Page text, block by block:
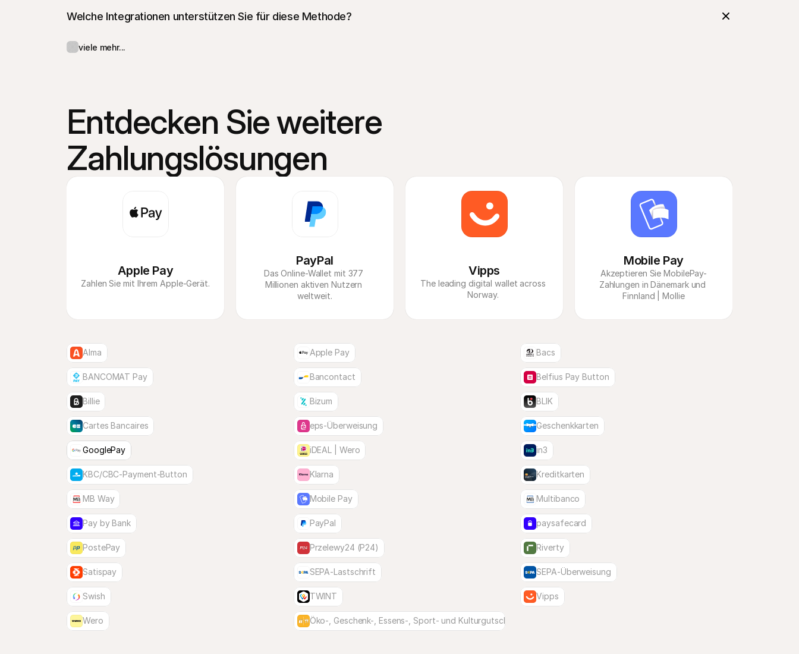
Welche Integrationen unterstützen Sie für diese Methode?
viele mehr...
Entdecken Sie weitere
Zahlungslösungen
Apple Pay
Zahlen Sie mit Ihrem Apple-Gerät.
PayPal
Das Online-Wallet mit 377
Millionen aktiven Nutzern
weltweit.
Vipps
The leading digital wallet across
Norway.
Mobile Pay
Akzeptieren Sie MobilePay-
Zahlungen in Dänemark und
Finnland | Mollie
Alma Apple Pay Bacs
BANCOMAT Pay Bancontact Belfius Pay Button
Billie Bizum BLIK
Cartes Bancaires eps-Überweisung Geschenkkarten
GooglePay iDEAL | Wero in3
KBC/CBC-Payment-Button Klarna Kreditkarten
MB Way Mobile Pay Multibanco
Pay by Bank PayPal paysafecard
PostePay Przelewy24 (P24) Riverty
Satispay SEPA-Lastschrift SEPA-Überweisung
Swish TWINT Vipps
Wero Öko-, Geschenk-, Essens-, Sport- und Kulturgutscheine